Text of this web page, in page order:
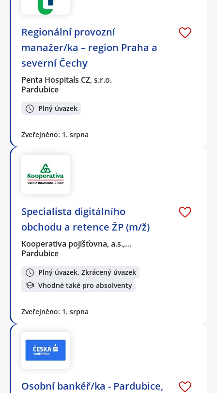
Regionální provozní
manažer/ka – region Praha a
severní Čechy
Penta Hospitals CZ, s.r.o.
Pardubice
Plný úvazek
Zveřejněno: 1. srpna
Specialista digitálního
obchodu a retence ŽP (m/ž)
Kooperativa pojišťovna, a.s.,…
Pardubice
Plný úvazek, Zkrácený úvazek
Vhodné také pro absolventy
Zveřejněno: 1. srpna
Osobní bankéř/ka - Pardubice,